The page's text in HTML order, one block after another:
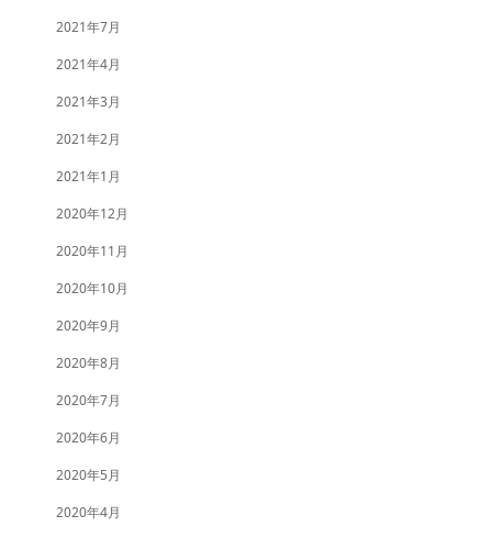
2021年7月
2021年4月
2021年3月
2021年2月
2021年1月
2020年12月
2020年11月
2020年10月
2020年9月
2020年8月
2020年7月
2020年6月
2020年5月
2020年4月